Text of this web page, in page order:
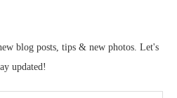
blog posts, tips & new photos. Let's
updated!